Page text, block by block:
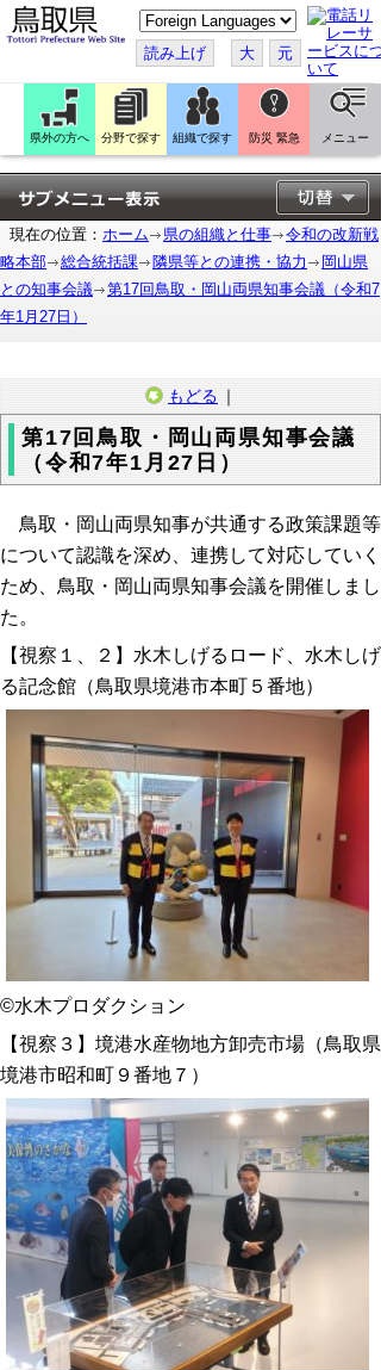
こ
の
ペ
ー
ジ
翻
訳
す
る
読み上げ 大 元
県外の方へ 分野で探す 組織で探す 防災 緊急 メニュー
現在の位置： ホーム 県の組織と仕事
令和の改新戦
略本部
総合統括課 隣県等との連携・協力
岡山県
との知事会議
第17回鳥取・岡山両県知事会議（令和7
年1月27日）
もどる ｜
第17回鳥取・岡山両県知事会議
（令和7年1月27日）
鳥取・岡山両県知事が共通する政策課題等
について認識を深め、連携して対応していく
ため、鳥取・岡山両県知事会議を開催しまし
た。
【視察１、２】水木しげるロード、水木しげ
る記念館（鳥取県境港市本町５番地）
©水木プロダクション
【視察３】境港水産物地方卸売市場（鳥取県
境港市昭和町９番地７）